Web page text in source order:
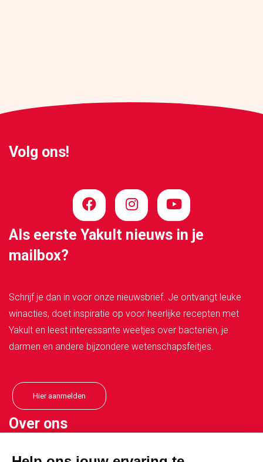
Volg ons!
Als eerste Yakult nieuws in je
mailbox?
Schrijf je dan in voor onze nieuwsbrief. Je ontvangt leuke
winacties, doet inspiratie op voor heerlijke recepten met
Yakult en leest interessante weetjes over bacteriën, je
darmen en andere bijzondere wetenschapsfeitjes.
Hier aanmelden
Over ons